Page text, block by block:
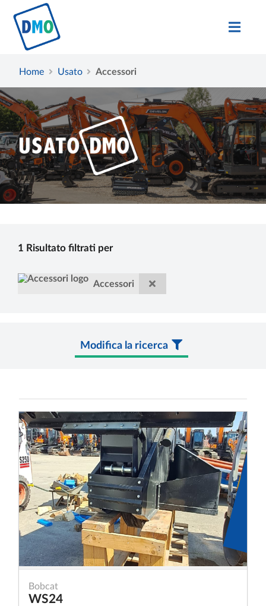
Home Usato Accessori
1 Risultato filtrati per
Accessori
Modifica la ricerca
Bobcat
WS24